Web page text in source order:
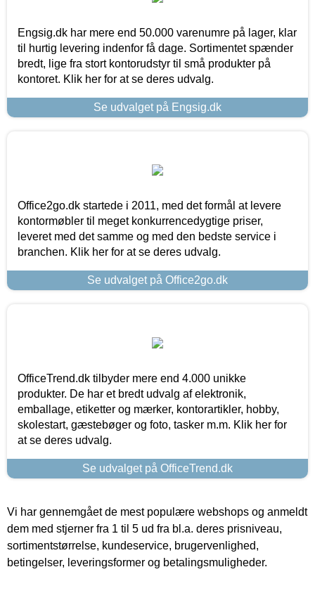
Engsig.dk har mere end 50.000 varenumre på lager, klar
til hurtig levering indenfor få dage. Sortimentet spænder
bredt, lige fra stort kontorudstyr til små produkter på
kontoret. Klik her for at se deres udvalg.
Se udvalget på Engsig.dk
Office2go.dk startede i 2011, med det formål at levere
kontormøbler til meget konkurrencedygtige priser,
leveret med det samme og med den bedste service i
branchen. Klik her for at se deres udvalg.
Se udvalget på Office2go.dk
OfficeTrend.dk tilbyder mere end 4.000 unikke
produkter. De har et bredt udvalg af elektronik,
emballage, etiketter og mærker, kontorartikler, hobby,
skolestart, gæstebøger og foto, tasker m.m. Klik her for
at se deres udvalg.
Se udvalget på OfficeTrend.dk
Vi har gennemgået de mest populære webshops og anmeldt
dem med stjerner fra 1 til 5 ud fra bl.a. deres prisniveau,
sortimentstørrelse, kundeservice, brugervenlighed,
betingelser, leveringsformer og betalingsmuligheder.